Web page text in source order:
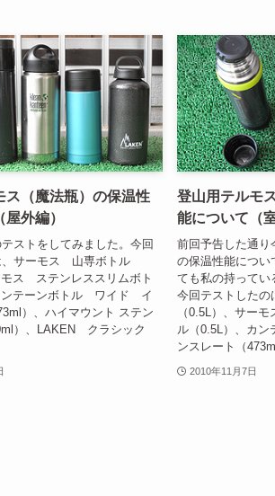
ス（魔法瓶）の保温性
外編）
ストをしてみました。今回
、サーモス 山専ボトル
モス ステンレススリムボト
ンテーンボトル ワイド イ
）、ハイマウント ステン
）、LAKEN クラシック
登山用テルモ
能について（
前回予告した通り
の保温性能につい
ても私の持ってい
今回テストした
（0.5L）、サー
ル（0.5L）、カ
ンスレート（
2010年11月7日